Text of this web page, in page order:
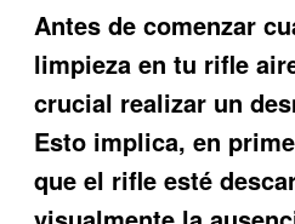
Antes de comenzar
limpieza en tu rifle
crucial realizar un
Esto implica, en
que el rifle esté